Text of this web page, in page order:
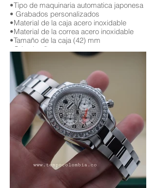
•Tipo de maquinaria automatica japonesa
• Grabados personalizados
•Material de la caja acero inoxidable
•Material de la correa acero inoxidable
•Tamaño de la caja (42) mm
•Cristal zafiro
•Garantía (12) meses (leer condiciones de
garantía)
Replica AAA Rolex daytona
Replicas de relojes rolex daytona en
bogota Colombia